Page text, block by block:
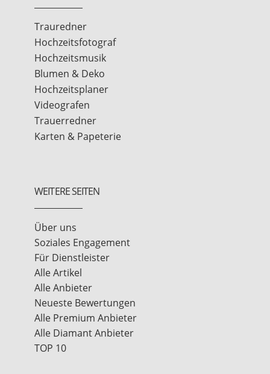
Trauredner
Hochzeitsfotograf
Hochzeitsmusik
Blumen & Deko
Hochzeitsplaner
Videografen
Trauerredner
Karten & Papeterie
WEITERE SEITEN
Über uns
Soziales Engagement
Für Dienstleister
Alle Artikel
Alle Anbieter
Neueste Bewertungen
Alle Premium Anbieter
Alle Diamant Anbieter
TOP 10